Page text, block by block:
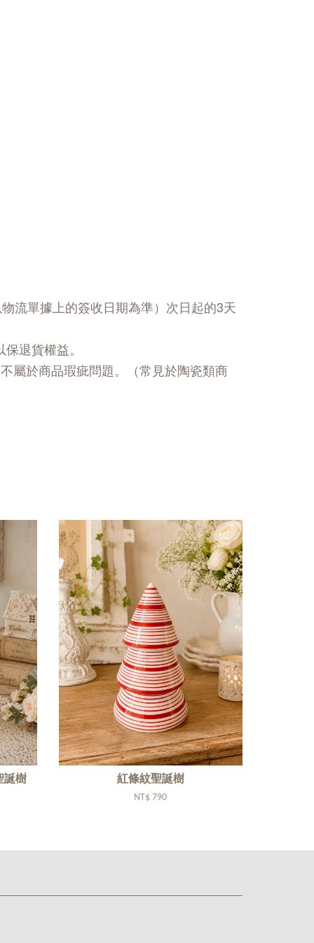
流單據上的簽收日期為準）次日起的3天
退貨權益。
屬於商品瑕疵問題。（常見於陶瓷類商
誕樹 紅條紋聖誕樹
NT$ 790